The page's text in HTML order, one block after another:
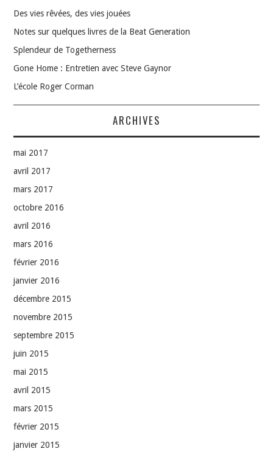
Des vies rêvées, des vies jouées
Notes sur quelques livres de la Beat Generation
Splendeur de Togetherness
Gone Home : Entretien avec Steve Gaynor
L’école Roger Corman
ARCHIVES
mai 2017
avril 2017
mars 2017
octobre 2016
avril 2016
mars 2016
février 2016
janvier 2016
décembre 2015
novembre 2015
septembre 2015
juin 2015
mai 2015
avril 2015
mars 2015
février 2015
janvier 2015